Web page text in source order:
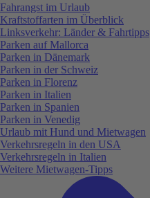
Fahrangst im Urlaub
Kraftstoffarten im Überblick
Linksverkehr: Länder & Fahrtipps
Parken auf Mallorca
Parken in Dänemark
Parken in der Schweiz
Parken in Florenz
Parken in Italien
Parken in Spanien
Parken in Venedig
Urlaub mit Hund und Mietwagen
Verkehrsregeln in den USA
Verkehrsregeln in Italien
Weitere Mietwagen-Tipps